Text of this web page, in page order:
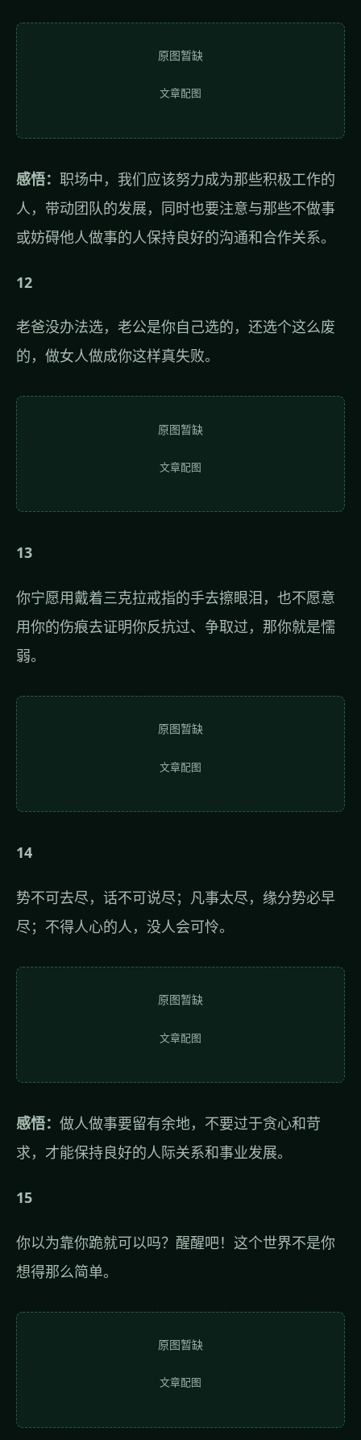
原图暂缺
文章配图
感悟： 职场中，我们应该努力成为那些积极工作的
人，带动团队的发展，同时也要注意与那些不做事
或妨碍他人做事的人保持良好的沟通和合作关系。
12
老爸没办法选，老公是你自己选的，还选个这么废
的，做女人做成你这样真失败。
原图暂缺
文章配图
13
你宁愿用戴着三克拉戒指的手去擦眼泪，也不愿意
用你的伤痕去证明你反抗过、争取过，那你就是懦
弱。
原图暂缺
文章配图
14
势不可去尽，话不可说尽；凡事太尽，缘分势必早
尽；不得人心的人，没人会可怜。
原图暂缺
文章配图
感悟： 做人做事要留有余地，不要过于贪心和苛
求，才能保持良好的人际关系和事业发展。
15
你以为靠你跪就可以吗？醒醒吧！这个世界不是你
想得那么简单。
原图暂缺
文章配图